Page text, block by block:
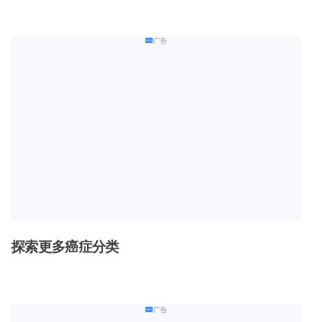
广告
探索更多癌症分类
广告